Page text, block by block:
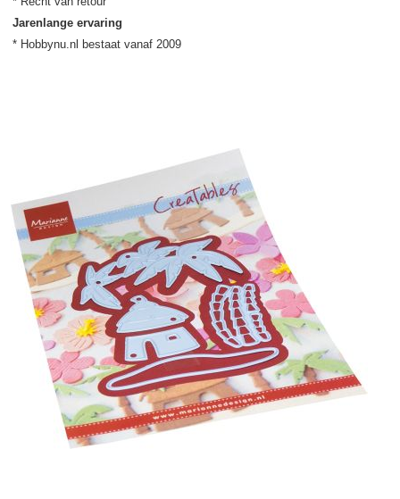
Jarenlange ervaring
* Hobbynu.nl bestaat vanaf 2009